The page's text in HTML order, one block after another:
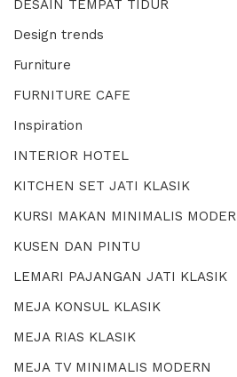
DESAIN TEMPAT TIDUR
Design trends
Furniture
FURNITURE CAFE
Inspiration
INTERIOR HOTEL
KITCHEN SET JATI KLASIK
KURSI MAKAN MINIMALIS
KUSEN DAN PINTU
LEMARI PAJANGAN JATI KLASIK
MEJA KONSUL KLASIK
MEJA RIAS KLASIK
MEJA TV MINIMALIS MODERN